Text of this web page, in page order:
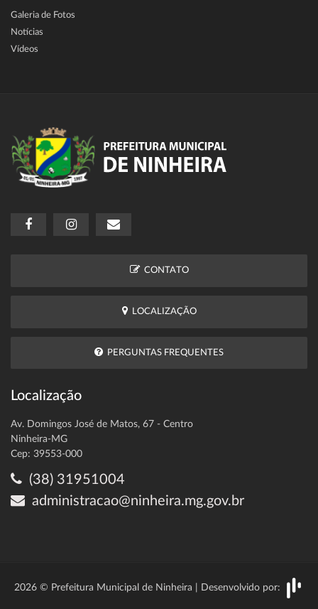
Galeria de Fotos
Notícias
Vídeos
CONTATO
LOCALIZAÇÃO
PERGUNTAS FREQUENTES
Localização
Av. Domingos José de Matos, 67 - Centro
Ninheira-MG
Cep: 39553-000
(38) 31951004
administracao@ninheira.mg.gov.br
2026 © Prefeitura Municipal de Ninheira | Desenvolvido por: